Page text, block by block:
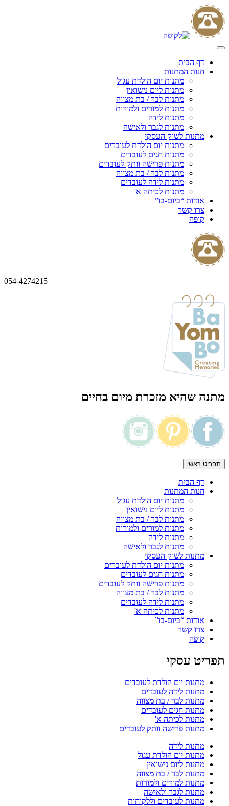
Skip
to
content
דף הבית
חנות המתנות
מתנות יום הולדת עגול
מתנות ליום נישואין
מתנות לבר / בת מצווה
מתנות למורים ולמורות
מתנות לידה
מתנות לגבר ולאישה
מתנות לשוק העסקי
מתנות יום הולדת לעובדים
מתנות חגים לעובדים
מתנות פרישה וותק לעובדים
מתנות לבר / בת מצווה
מתנות לידה לעובדים
מתנות לכיתה א'
אודות “ביום-בו”
צרו קשר
קופה
054-4274215
מתנה שהיא מזכרת מיום בחיים
תפריט ראשי
דף הבית
חנות המתנות
מתנות יום הולדת עגול
מתנות ליום נישואין
מתנות לבר / בת מצווה
מתנות למורים ולמורות
מתנות לידה
מתנות לגבר ולאישה
מתנות לשוק העסקי
מתנות יום הולדת לעובדים
מתנות חגים לעובדים
מתנות פרישה וותק לעובדים
מתנות לבר / בת מצווה
מתנות לידה לעובדים
מתנות לכיתה א'
אודות “ביום-בו”
צרו קשר
קופה
תפריט עסקי
מתנות יום הולדת לעובדים
מתנות לידה לעובדים
מתנות לבר / בת מצווה
מתנות חגים לעובדים
מתנות לכיתה א'
מתנות פרישה וותק לעובדים
מתנות לידה
מתנות יום הולדת עגול
מתנות ליום נישואין
מתנות לבר / בת מצווה
מתנות למורים ולמורות
מתנות לגבר ולאישה
מתנות לעובדים וללקוחות